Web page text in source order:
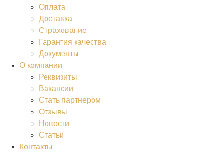
Оплата
Доставка
Страхование
Гарантия качества
Документы
О компании
Реквизиты
Вакансии
Стать партнером
Отзывы
Новости
Статьи
Контакты